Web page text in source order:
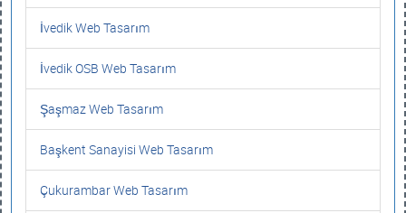
İvedik Web Tasarım
İvedik OSB Web Tasarım
Şaşmaz Web Tasarım
Başkent Sanayisi Web Tasarım
Çukurambar Web Tasarım